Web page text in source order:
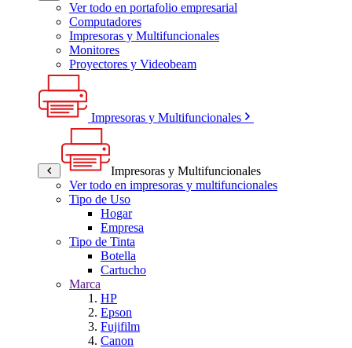
Ver todo en portafolio empresarial
Computadores
Impresoras y Multifuncionales
Monitores
Proyectores y Videobeam
Impresoras y Multifuncionales
Impresoras y Multifuncionales
Ver todo en impresoras y multifuncionales
Tipo de Uso
Hogar
Empresa
Tipo de Tinta
Botella
Cartucho
Marca
HP
Epson
Fujifilm
Canon